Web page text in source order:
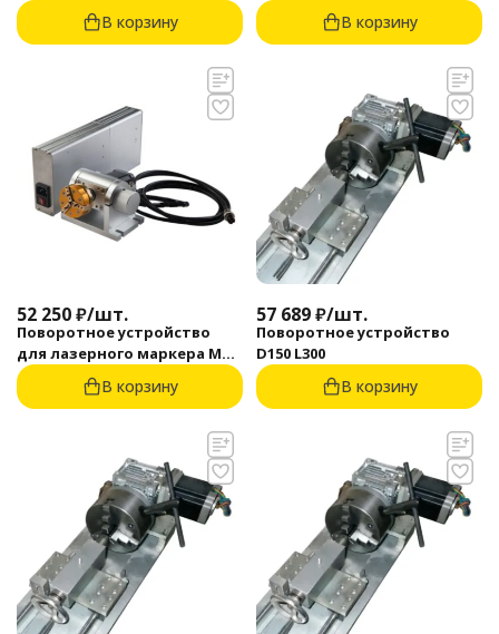
В корзину В корзину
52 250₽/шт.
Поворотное устройство
для лазерного маркера MHX
D50
В корзину
57 689₽/шт.
Поворотное устройство
D150 L300
В корзину